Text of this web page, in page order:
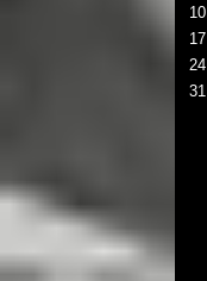
10
17
24
31